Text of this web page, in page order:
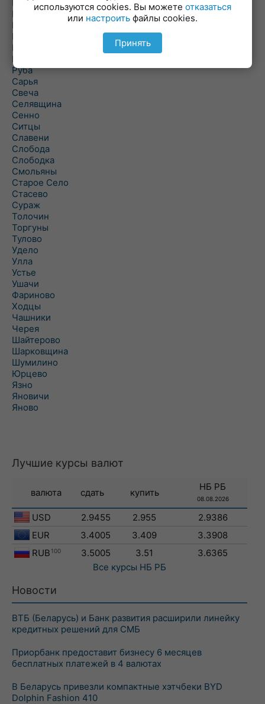
Погоща
Подсвилье
Полоцк
Поставы
Прозороки
Россоны
Руба
Сарья
Свеча
Селявщина
Сенно
Ситцы
Славени
Слобода
Слободка
Смольяны
Старое Село
Стасево
Сураж
Толочин
Торгуны
Тулово
Удело
Улла
Устье
Ушачи
Фариново
Ходцы
Чашники
Черея
Шайтерово
Шарковщина
Шумилино
Юрцево
Язно
Яновичи
Яново
Лучшие курсы валют
валюта сдать купить
НБ РБ
08.08.2026
USD 2.9455 2.955
2.9386
EUR
3.4005 3.409
3.3908
RUB 100 3.5005 3.51
3.6365
Все курсы НБ РБ
Новости
ВТБ (Беларусь) и Банк развития расширили линейку
кредитных решений для СМБ
Приорбанк предоставит бизнесу 6 месяцев
бесплатных платежей в 4 валютах
В Беларусь привезли компактные хэтчбеки BYD
Dolphin Fashion 410
используются cookies. Вы можете отказаться
или настроить файлы cookies.
Принять